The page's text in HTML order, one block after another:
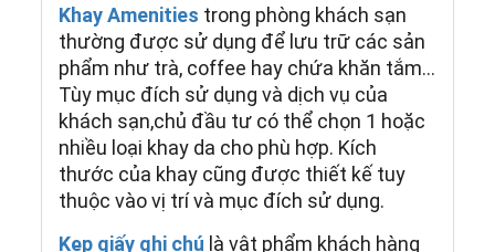
Khay Amenities trong phòng khách sạn
thường được sử dụng để lưu trữ các sản
phẩm như trà, coffee hay chứa khăn tắm…
Tùy mục đích sử dụng và dịch vụ của
khách sạn,chủ đầu tư có thể chọn 1 hoặc
nhiều loại khay da cho phù hợp. Kích
thước của khay cũng được thiết kế tuy
thuộc vào vị trí và mục đích sử dụng.
Kẹp giấy ghi chú là vật phẩm khách hàng